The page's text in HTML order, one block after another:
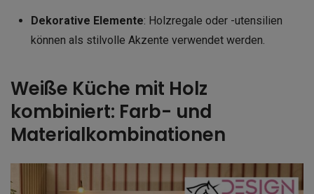
Dekorative Elemente: Holzregale oder -utensilien
können als stilvolle Akzente verwendet werden.
Weiße Küche mit Holz
kombiniert: Farb- und
Materialkombinationen